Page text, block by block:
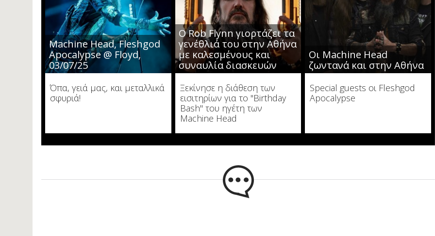
Machine Head, Fleshgod
Apocalypse @ Floyd,
03/07/25
Όπα, γειά μας, και μεταλλικά
σφυριά!
O Rob Flynn γιορτάζει τα
γενέθλιά του στην Αθήνα
με καλεσμένους και
συναυλία διασκευών
Ξεκίνησε η διάθεση των
εισιτηρίων για το "Birthday
Bash" του ηγέτη των
Machine Head
Οι Machine Head
ζωντανά και στην Αθήνα
Special guests οι Fleshgod
Apocalypse